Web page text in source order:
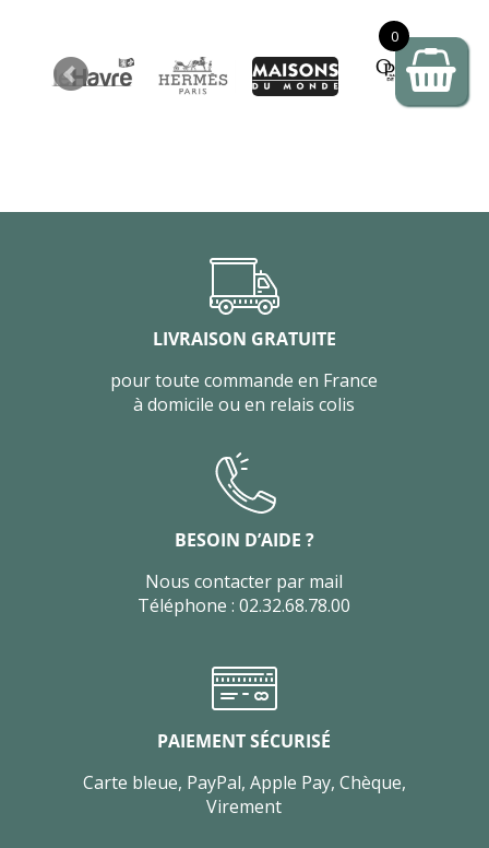
LIVRAISON GRATUITE
pour toute commande en France
à domicile ou en relais colis
BESOIN D’AIDE ?
Nous contacter par mail
Téléphone : 02.32.68.78.00
PAIEMENT SÉCURISÉ
Carte bleue, PayPal, Apple Pay, Chèque,
Virement
0